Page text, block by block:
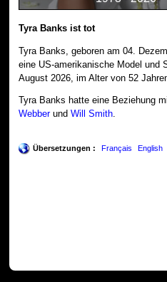
Tyra Banks ist tot
Tyra Banks, geboren am 04.
eine US-amerikanische Model und
August 2026, im Alter von 52
Tyra Banks hatte eine Beziehung
WebberundWill Smith.
Übersetzungen : Français English